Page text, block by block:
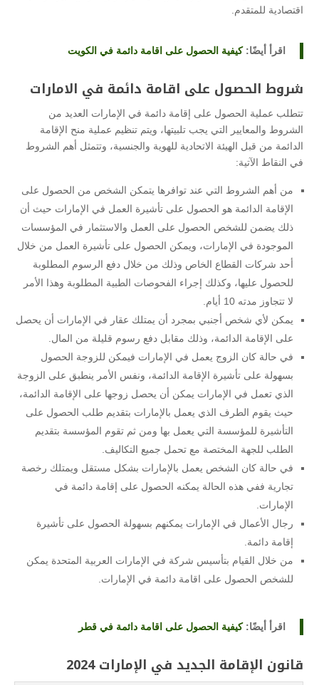
اقتصادية للمتقدم.
اقرأ أيضًا:كيفية الحصول على اقامة دائمة في الكويت
شروط الحصول على اقامة دائمة في الامارات
تتطلب عملية الحصول على إقامة دائمة في الإمارات العديد من
الشروط والمعايير التي يجب تلبيتها، ويتم تنظيم عملية منح الإقامة
الدائمة من قبل الهيئة الاتحادية للهوية والجنسية، وتتمثل أهم الشروط
في النقاط الآتية:
من أهم الشروط التي عند توافرها يتمكن الشخص من الحصول على
الإقامة الدائمة هو الحصول على تأشيرة العمل في الإمارات حيث أن
ذلك يضمن للشخص الحصول على العمل والاستثمار في المؤسسات
الموجودة في الإمارات، ويمكن الحصول على تأشيرة العمل من خلال
أحد شركات القطاع الخاص وذلك من خلال دفع الرسوم المطلوبة
للحصول عليها، وكذلك إجراء الفحوصات الطبية المطلوبة وهذا الأمر
لا تتجاوز مدته 10 أيام.
يمكن لأي شخص أجنبي بمجرد أن يمتلك عقار في الإمارات أن يحصل
على الإقامة الدائمة، وذلك مقابل دفع رسوم قليلة من المال.
في حالة كان الزوج يعمل في الإمارات فيمكن للزوجة الحصول
بسهولة على تأشيرة الإقامة الدائمة، ونفس الأمر ينطبق على الزوجة
الذي تعمل في الإمارات يمكن أن يحصل زوجها على الإقامة الدائمة،
حيث يقوم الطرف الذي يعمل بالإمارات بتقديم طلب الحصول على
التأشيرة للمؤسسة التي يعمل بها ومن ثم تقوم المؤسسة بتقديم
الطلب للجهة المختصة مع تحمل جميع التكاليف.
في حالة كان الشخص يعمل بالإمارات بشكل مستقل ويمتلك رخصة
تجارية ففي هذه الحالة يمكنه الحصول على إقامة دائمة في
الإمارات.
رجال الأعمال في الإمارات يمكنهم بسهولة الحصول على تأشيرة
إقامة دائمة.
من خلال القيام بتأسيس شركة في الإمارات العربية المتحدة يمكن
للشخص الحصول على اقامة دائمة في الإمارات.
اقرأ أيضًا:كيفية الحصول على اقامة دائمة في قطر
قانون الإقامة الجديد في الإمارات 2024